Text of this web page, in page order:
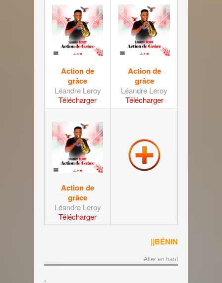
Action de
grâce
Léandre Leroy
Télécharger
Action de
grâce
Léandre Leroy
Télécharger
Action de
grâce
Léandre Leroy
Télécharger
||BÉNIN
Aller en haut
.